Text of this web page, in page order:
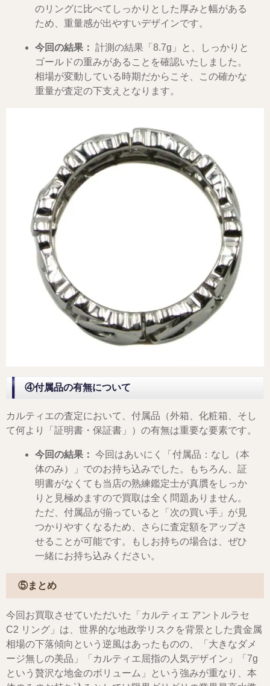
のリングに比べてしっかりとした厚みと幅がある
ため、重量感が出やすいデザインです。
今回の結果： 計測の結果「8.7g」と、しっかりと
ゴールドの重みがあることを確認いたしました。
相場が変動している時期だからこそ、この確かな
重量が査定の下支えとなります。
④付属品の有無について
カルティエの査定において、付属品（外箱、化粧箱、そし
て何より「証明書・保証書」）の有無は重要な要素です。
今回の結果： 今回はあいにく「付属品：なし（本
体のみ）」でのお持ち込みでした。もちろん、証
明書がなくても当店の熟練鑑定士が真贋をしっか
りと見極めますので買取は全く問題ありません。
ただ、付属品が揃っていると「次の買い手」が見
つかりやすくなるため、さらに査定額をアップさ
せることが可能です。もしお持ちの場合は、ぜひ
一緒にお持ち込みください。
⑤まとめ
今回お買取させていただいた「カルティエ アントルラセ
C2 リング」は、世界的な地政学リスクを背景とした貴金属
相場の下落傾向という逆風はあったものの、「大きなダメ
ージ無しの美品」「カルティエ屈指の人気デザイン」「7g
という贅沢な地金のボリューム」という強みが重なり、本